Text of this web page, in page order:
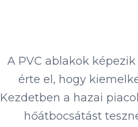
A PVC ablakok
érte el, hogy
Kezdetben a hazai
hőátbocsátást